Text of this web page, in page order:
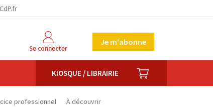
Se connecter
Je m'abonne
KIOSQUE / LIBRAIRIE PANIER
professionnel À découvrir